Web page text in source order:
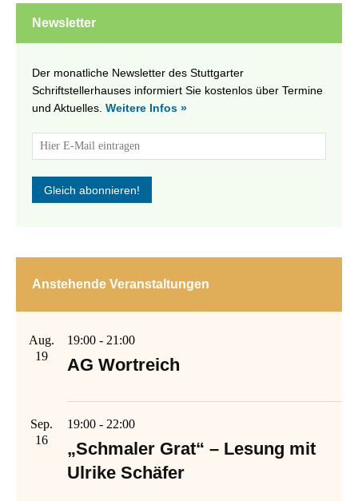
Newsletter
Der monatliche Newsletter des Stuttgarter
Schriftstellerhauses informiert Sie kostenlos über Termine
und Aktuelles. Weitere Infos »
Anstehende Veranstaltungen
Aug.
19
19:00 - 21:00
AG Wortreich
Sep.
16
19:00 - 22:00
„Schmaler Grat“ – Lesung mit
Ulrike Schäfer